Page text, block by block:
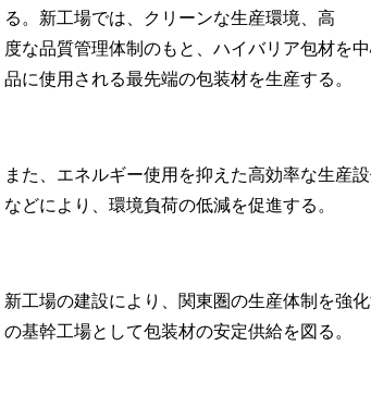
る。新工場では、クリーンな生産環境、高
度な品質管理体制のもと、ハイバリア包材を
品に使用される最先端の包装材を生産する。
また、エネルギー使用を抑えた高効率な生産
などにより、環境負荷の低減を促進する。
新工場の建設により、関東圏の生産体制を強
の基幹工場として包装材の安定供給を図る。